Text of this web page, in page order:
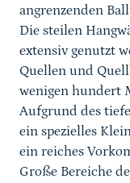
angrenzenden
Die steilen
extensiv genutzt
Quellen und
wenigen hundert
Aufgrund des
ein spezielles
ein reiches
Große Bereiche